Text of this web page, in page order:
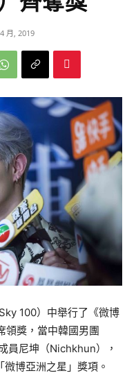
月, 2019
100）中舉行了《微博
領獎，當中韓國男團
員尼坤（Nichkhun），
博亞洲之星」獎項。